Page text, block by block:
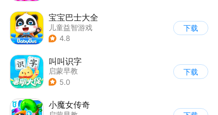
宝宝巴士大全
儿童益智游戏
| 启蒙早教
4.8
下载
叫叫识字
启蒙早教
5.0
下载
小魔女传奇